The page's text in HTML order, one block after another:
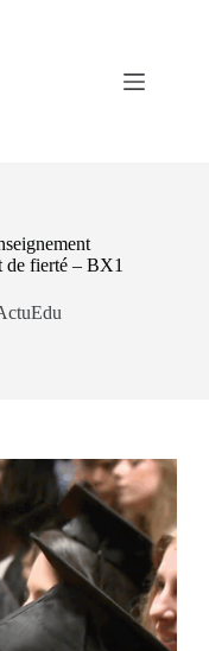
de fierté – BX1